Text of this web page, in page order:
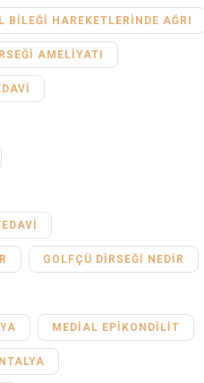
BILEĞI HAREKETLERINDE AĞRI
AMELIYATI
GOLFÇÜ DIRSEĞI NEDIR
MEDIAL EPIKONDILIT